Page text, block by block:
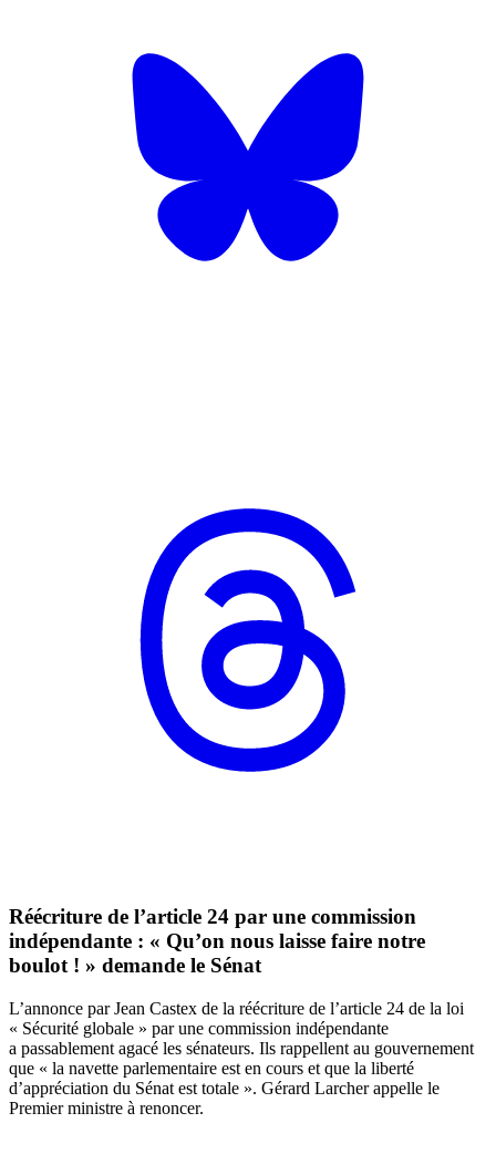
Réécriture de l’article 24 par une commission
indépendante : « Qu’on nous laisse faire notre
boulot ! » demande le Sénat
L’annonce par Jean Castex de la réécriture de l’article 24 de la loi
« Sécurité globale » par une commission indépendante
a passablement agacé les sénateurs. Ils rappellent au gouvernement
que « la navette parlementaire est en cours et que la liberté
d’appréciation du Sénat est totale ». Gérard Larcher appelle le
Premier ministre à renoncer.